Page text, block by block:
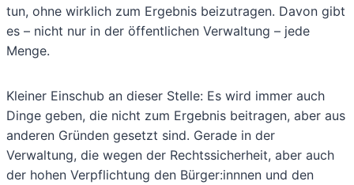
tun, ohne wirklich zum Ergebnis beizutragen. Davon gibt
es – nicht nur in der öffentlichen Verwaltung – jede
Menge.
Kleiner Einschub an dieser Stelle: Es wird immer auch
Dinge geben, die nicht zum Ergebnis beitragen, aber aus
anderen Gründen gesetzt sind. Gerade in der
Verwaltung, die wegen der Rechtssicherheit, aber auch
der hohen Verpflichtung den Bürger:innnen und den